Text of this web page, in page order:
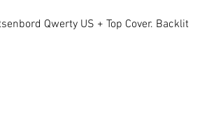
Qwerty US + Top Cover. Backlit